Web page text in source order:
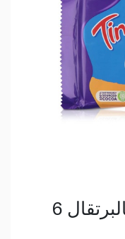
كادبوري تايماوت ويفر بالبرتقال 6